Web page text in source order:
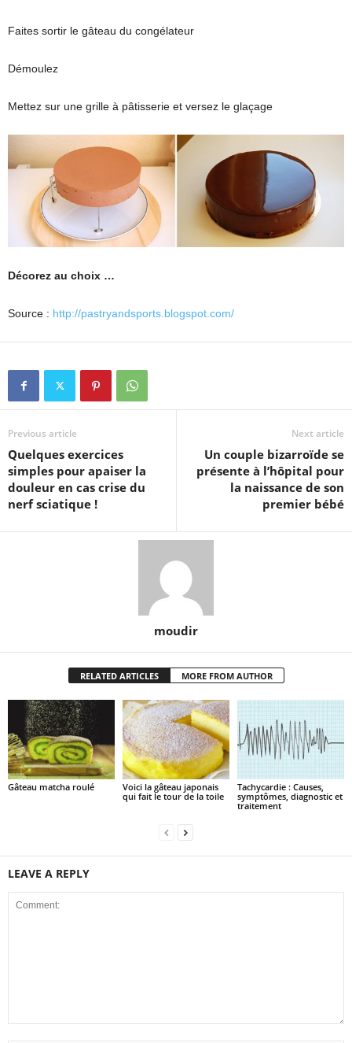
Faites sortir le gâteau du congélateur
Démoulez
Mettez sur une grille à pâtisserie et versez le glaçage
Décorez au choix …
Source : http://pastryandsports.blogspot.com/
Previous article
Quelques exercices
simples pour apaiser la
douleur en cas crise du
nerf sciatique !
Next article
Un couple bizarroïde se
présente à l’hôpital pour
la naissance de son
premier bébé
moudir
RELATED ARTICLES MORE FROM AUTHOR
Gâteau matcha roulé
Voici la gâteau japonais
qui fait le tour de la toile
Tachycardie : Causes,
symptômes, diagnostic et
traitement
LEAVE A REPLY